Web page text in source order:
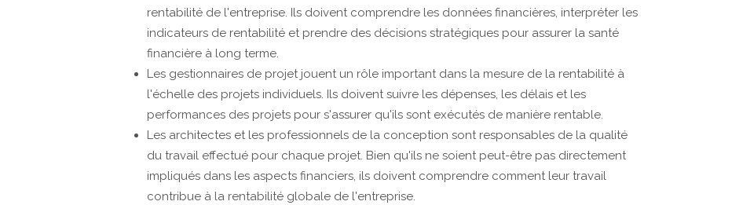
rentabilité de l'entreprise. Ils doivent comprendre les données financières, interpréter les
indicateurs de rentabilité et prendre des décisions stratégiques pour assurer la santé
financière à long terme.
Les gestionnaires de projet jouent un rôle important dans la mesure de la rentabilité à
l'échelle des projets individuels. Ils doivent suivre les dépenses, les délais et les
performances des projets pour s'assurer qu'ils sont exécutés de manière rentable.
Les architectes et les professionnels de la conception sont responsables de la qualité
du travail effectué pour chaque projet. Bien qu'ils ne soient peut-être pas directement
impliqués dans les aspects financiers, ils doivent comprendre comment leur travail
contribue à la rentabilité globale de l'entreprise.